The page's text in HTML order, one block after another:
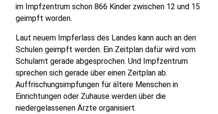
im Impfzentrum schon 866 Kinder zwischen 12 und 15
geimpft worden.
Laut neuem Impferlass des Landes kann auch an den
Schulen geimpft werden. Ein Zeitplan dafür wird vom
Schulamt gerade abgesprochen. Und Impfzentrum
sprechen sich gerade über einen Zeitplan ab.
Auffrischungsimpfungen für ältere Menschen in
Einrichtungen oder Zuhause werden über die
niedergelassenen Ärzte organisiert.